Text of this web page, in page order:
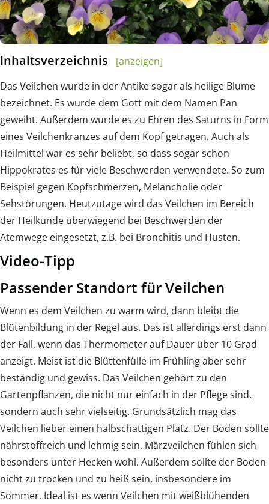
Inhaltsverzeichnis
[anzeigen]
Das Veilchen wurde in der Antike sogar als heilige Blume
bezeichnet. Es wurde dem Gott mit dem Namen Pan
geweiht. Außerdem wurde es zu Ehren des Saturns in Form
eines Veilchenkranzes auf dem Kopf getragen. Auch als
Heilmittel war es sehr beliebt, so dass sogar schon
Hippokrates es für viele Beschwerden verwendete. So zum
Beispiel gegen Kopfschmerzen, Melancholie oder
Sehstörungen. Heutzutage wird das Veilchen im Bereich
der Heilkunde überwiegend bei Beschwerden der
Atemwege eingesetzt, z.B. bei Bronchitis und Husten.
Video-Tipp
Passender Standort für Veilchen
Wenn es dem Veilchen zu warm wird, dann bleibt die
Blütenbildung in der Regel aus. Das ist allerdings erst dann
der Fall, wenn das Thermometer auf Dauer über 10 Grad
anzeigt. Meist ist die Blüttenfülle im Frühling aber sehr
beständig und gewiss. Das Veilchen gehört zu den
Gartenpflanzen, die nicht nur einfach in der Pflege sind,
sondern auch sehr vielseitig. Grundsätzlich mag das
Veilchen lieber einen halbschattigen Platz. Der Boden sollte
nährstoffreich und lehmig sein. Märzveilchen fühlen sich
besonders unter Hecken wohl. Außerdem sollte der Boden
nicht zu trocken und zu heiß sein, insbesondere im
Sommer. Ideal ist es wenn Veilchen mit weißblühenden